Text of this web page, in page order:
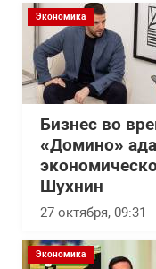
Экономика
Бизнес во
«Домино»
Шухнин
27 октября, 09:31
Экономика